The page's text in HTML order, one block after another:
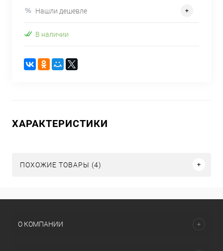
Нашли дешевле
В наличии
ХАРАКТЕРИСТИКИ
ПОХОЖИЕ ТОВАРЫ (4)
О КОМПАНИИ